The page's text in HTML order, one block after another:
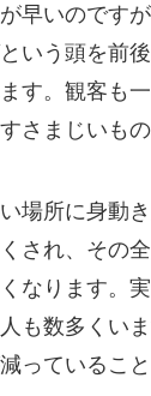
早いのです
いう頭を前
す。観客も
さまじいもの
場所に身動
され、その
なります。
も数多くい
っているこ